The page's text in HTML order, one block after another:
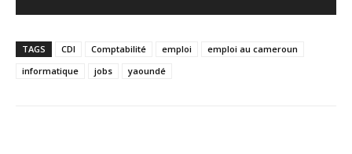
TAGS CDI Comptabilité emploi
emploi au cameroun
informatique
jobs yaoundé